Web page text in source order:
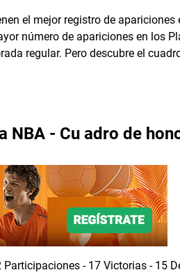
el mejor registro de apariciones
número de apariciones en los
regular. Pero descubre el
- Cu adro de
Participaciones - 17 Victorias - 15